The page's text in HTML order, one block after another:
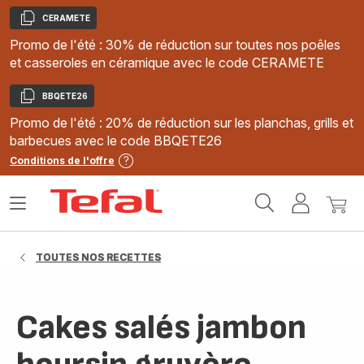
Copier
CERAMETE
Promo de l'été : 30% de réduction sur toutes nos poêles
et casseroles en céramique avec le code CERAMETE
Copier
BBQETE26
Promo de l'été : 20% de réduction sur les planchas, grills et
barbecues avec le code BBQETE26
Conditions de l'offre
MonMon
Ouvrir
TOUTES NOS RECETTES
Cakes salés jambon